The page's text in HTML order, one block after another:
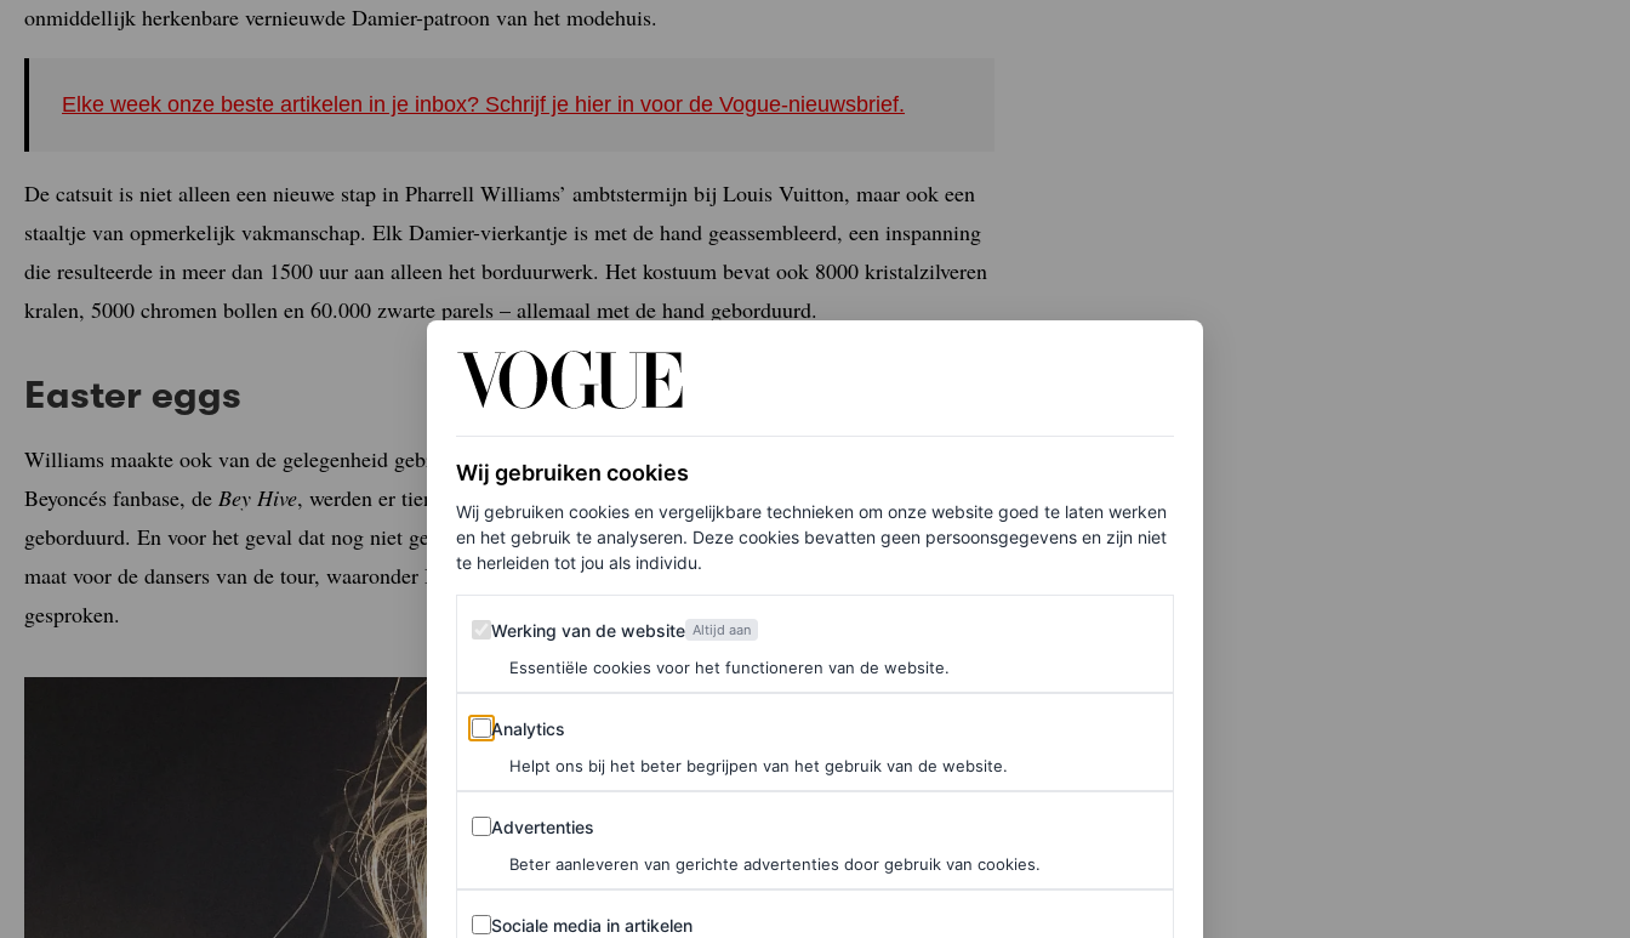
onmiddellijk herkenbare vernieuwde Damier-patroon van het modehuis.
Elke week onze beste artikelen in je inbox? Schrijf je hier in voor de Vogue-nieuwsbrief.
De catsuit is niet alleen een nieuwe stap in Pharrell Williams’ ambtstermijn bij Louis Vuitton, maar ook een
staaltje van opmerkelijk vakmanschap. Elk Damier-vierkantje is met de hand geassembleerd, een inspanning
die resulteerde in meer dan 1500 uur aan alleen het borduurwerk. Het kostuum bevat ook 8000 kristalzilveren
kralen, 5000 chromen bollen en 60.000 zwarte parels – allemaal met de hand geborduurd.
Easter eggs
Williams maakte ook van de gelegenheid gebruik om wat easter eggs
achter te laten. Als eerbetoon aan
Beyoncés fanbase, de Bey Hive, werden er tien gouden bijen van strass-steentjes en zwart email op het pak
geborduurd. En voor het geval dat nog niet genoeg was, ontwierp Williams ook een serie Damier-looks op
maat voor de dansers van de tour, waaronder Blue Ivy. Over een waanzinnige moeder-dochter look
gesproken.
Wij gebruiken cookies
Wij gebruiken cookies en vergelijkbare technieken om onze website goed te laten werken
en het gebruik te analyseren. Deze cookies bevatten geen persoonsgegevens en zijn niet
te herleiden tot jou als individu.
Werking van de website
Werking van de website Altijd aan
Essentiële cookies voor het functioneren van de website.
Analytics
Analytics
Helpt ons bij het beter begrijpen van het gebruik van de website.
Advertenties
Advertenties
Beter aanleveren van gerichte advertenties door gebruik van cookies.
Sociale media in artikelen
Sociale media in artikelen